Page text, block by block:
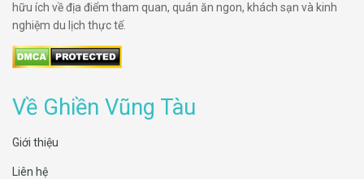
hữu ích về địa điểm tham quan, quán ăn ngon, khách sạn và kinh
nghiệm du lịch thực tế.
Về Ghiền Vũng Tàu
Giới thiệu
Liên hệ